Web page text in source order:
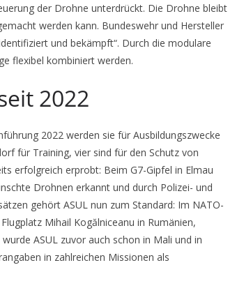
der Drohne unterdrückt. Die Drohne bleibt
werden kann. Bundeswehr und Hersteller
und bekämpft“. Durch die modulare
flexibel kombiniert werden.
2022
2022 werden sie für Ausbildungszwecke
für Training, vier sind für den Schutz von
erfolgreich erprobt: Beim G7-Gipfel in Elmau
Drohnen erkannt und durch Polizei- und
gehört ASUL nun zum Standard: Im NATO-
Mihail Kogălniceanu in Rumänien,
ASUL zuvor auch schon in Mali und in
in zahlreichen Missionen als